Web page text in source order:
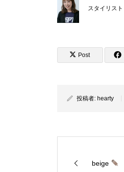
スタイリスト
Post
投稿者: hearty
beige